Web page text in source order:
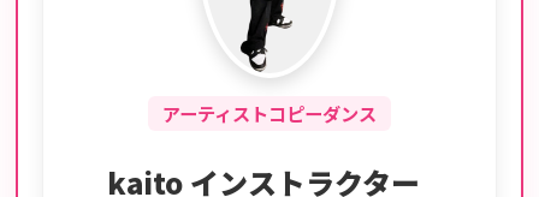
アーティストコピーダンス
kaito インストラクター